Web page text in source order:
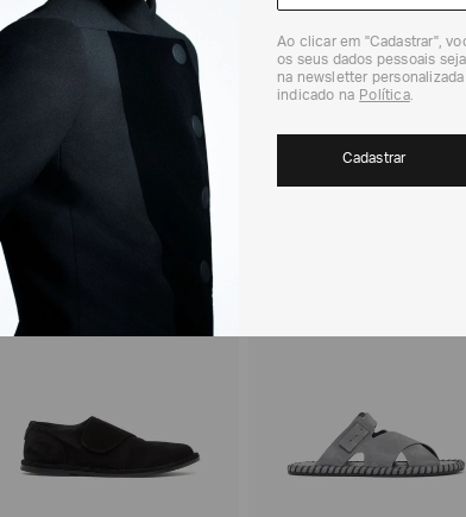
Para a
contados do
(trinta) dias
Política de
RECOMENDADOS
Ao clicar em "Cadastrar",
os seus dados pessoais
na newsletter
indicado na Política.
Cadastrar